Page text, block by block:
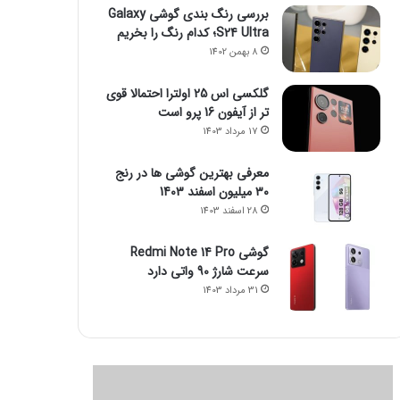
بررسی رنگ بندی گوشی Galaxy
S24 Ultra؛ کدام رنگ را بخریم
8 بهمن 1402
گلکسی اس 25 اولترا احتمالا قوی
تر از آیفون 16 پرو است
17 مرداد 1403
معرفی بهترین گوشی ها در رنج
۳۰ میلیون اسفند 1403
28 اسفند 1403
گوشی Redmi Note 14 Pro
سرعت شارژ 90 واتی دارد
31 مرداد 1403